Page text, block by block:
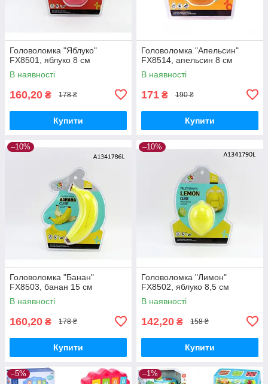
Головоломка "Яблуко"
FX8501, яблуко 8 см
В наявності
160,20 ₴ 178 ₴
Купити
Головоломка "Апельсин"
FX8514, апельсин 8 см
В наявності
171 ₴ 190 ₴
Купити
–10%
Головоломка "Банан"
FX8503, банан 15 см
В наявності
160,20 ₴ 178 ₴
Купити
–10%
Головоломка "Лимон"
FX8502, яблуко 8,5 см
В наявності
142,20 ₴ 158 ₴
Купити
–5% –1%